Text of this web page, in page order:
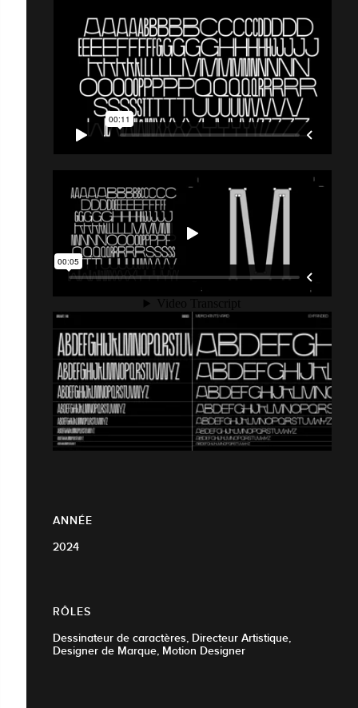
ANNÉE
2024
RÔLES
Dessinateur de caractères, Directeur Artistique,
Designer de Marque, Motion Designer